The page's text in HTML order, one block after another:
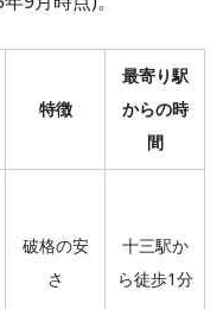
特徴
最寄り駅
からの時
間
破格の安
さ
十三駅か
ら徒歩1分